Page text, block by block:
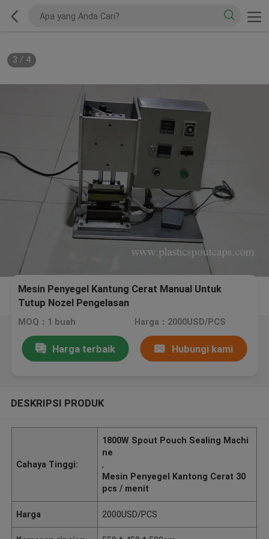
3 / 4
Mesin Penyegel Kantung Cerat Manual Untuk
Tutup Nozel Pengelasan
MOQ：1 buah Harga：2000USD/PCS
Harga terbaik Hubungi kami
DESKRIPSI PRODUK
Cahaya Tinggi:
1800W Spout Pouch Sealing Machi
ne
,
Mesin Penyegel Kantong Cerat 30
pcs / menit
Harga 2000USD/PCS